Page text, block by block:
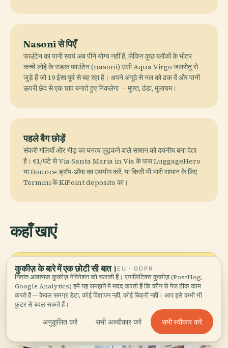
Nasoni से पिएँ
फाउंटेन का पानी स्वयं अब पीने योग्य नहीं है, लेकिन कुछ ब्लॉकों के भीतर
कच्चे लोहे के सड़क फाउंटेन (nasoni) उसी Aqua Virgo जलसेतु से
जुड़े हैं जो 19 ईसा पूर्व से बह रहा है। अपने अंगूठे से नल को ढक दें और पानी
ऊपरी छेद से एक चाप बनाते हुए निकलेगा — मुफ्त, ठंडा, मुलायम।
पहले बैग छोड़ें
संकरी गलियाँ और भीड़ का घनत्व लुढ़कने वाले सामान को दयनीय बना देता
है। €1/घंटे से Via Santa Maria in Via के पास LuggageHero
या Bounce ड्रॉप-ऑफ का उपयोग करें, या किसी भी भारी सामान के लिए
Termini के KiPoint deposito का।
कहाँ खाएं
local_diningइन्हें चखे बिना न जाएं
कैचो ए पेपे कार्बोनारा अमातृचियाना कार्चोफी आला जुदिया
सुप्ली अब्बाक्यो स्कोत्तादितो कोदा आला वच्चिनारा
कुकीज़ के बारे में एक छोटी सी बात। EU · GDPR
नितांत आवश्यक कुकीज़ नेविगेशन को चलाती हैं। एनालिटिक्स कुकीज़ (PostHog,
Google Analytics) हमें यह समझने में मदद करती हैं कि कौन से पेज ठीक काम
करते हैं — केवल समग्र डेटा, कोई विज्ञापन नहीं, कोई बिक्री नहीं। आप इसे कभी भी
फ़ुटर से बदल सकते हैं।
अनुकूलित करें सभी अस्वीकार करें सभी स्वीकार करें